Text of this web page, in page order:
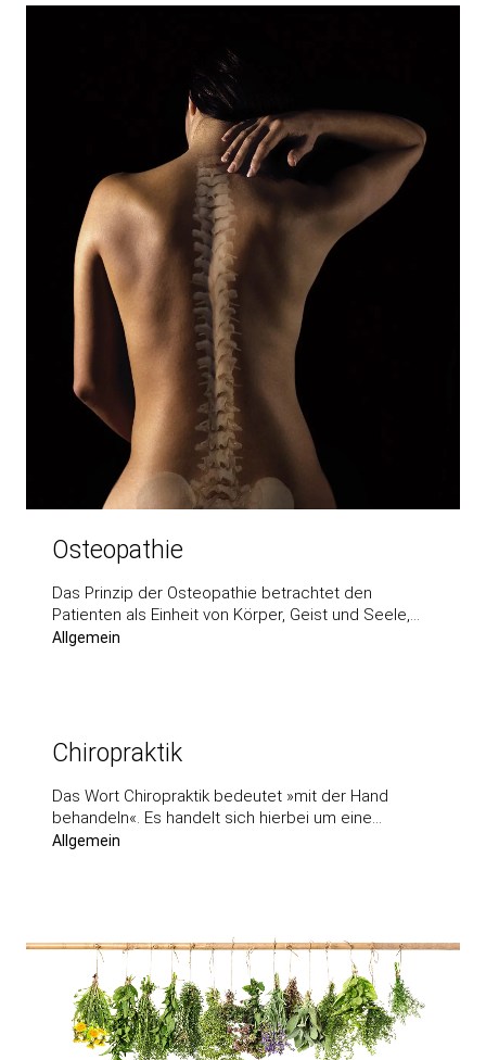
Osteopathie
Das Prinzip der Osteopathie betrachtet den
Patienten als Einheit von Körper, Geist und Seele,…
Allgemein
Chiropraktik
Das Wort Chiropraktik bedeutet »mit der Hand
behan­deln«. Es handelt sich hierbei um eine…
Allgemein